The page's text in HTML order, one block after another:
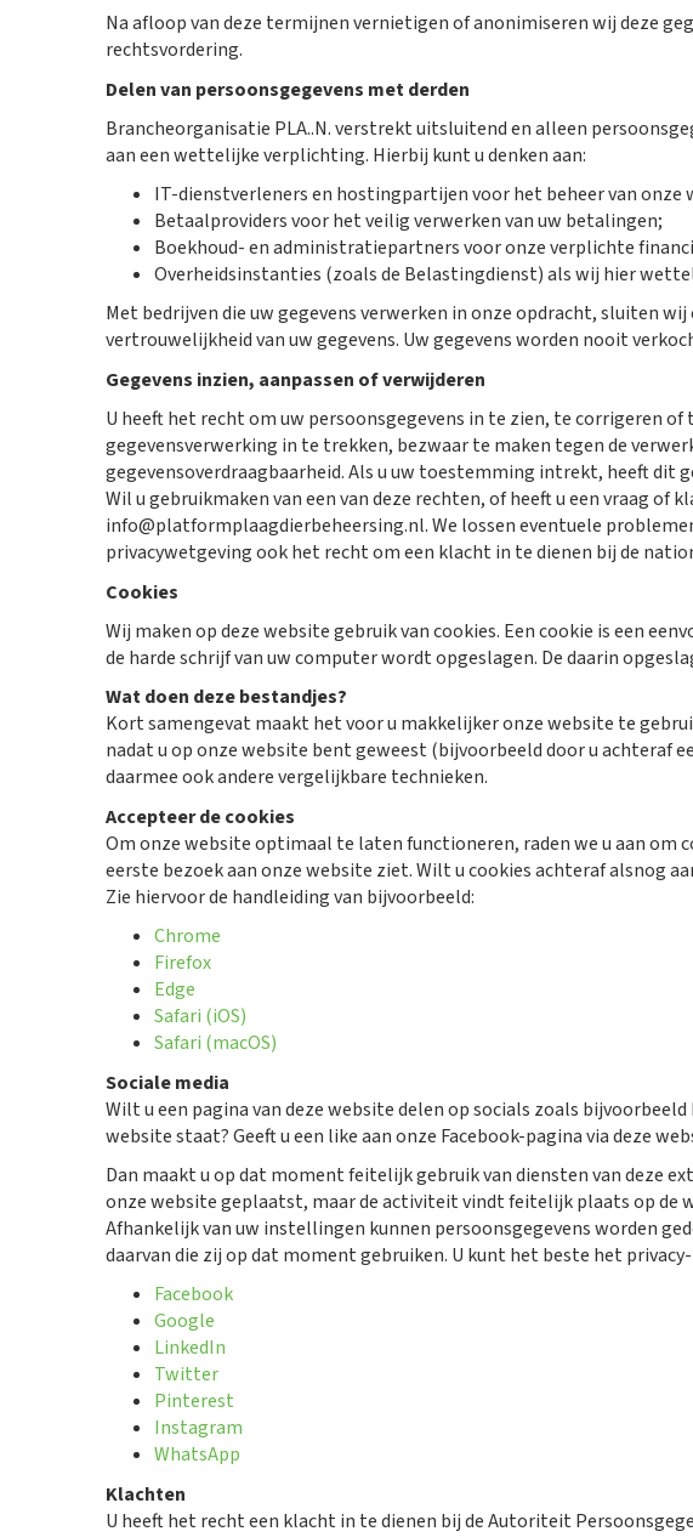
Na afloop van deze termijnen vernietigen of anonimiseren wij deze
rechtsvordering.
Delen van persoonsgegevens met derden
Brancheorganisatie PLA..N. verstrekt uitsluitend en alleen
aan een wettelijke verplichting. Hierbij kunt u denken aan:
IT-dienstverleners en hostingpartijen voor het beheer van onze
Betaalproviders voor het veilig verwerken van uw betalingen;
Boekhoud- en administratiepartners voor onze verplichte
Overheidsinstanties (zoals de Belastingdienst) als wij hier
Met bedrijven die uw gegevens verwerken in onze opdracht, sluiten
vertrouwelijkheid van uw gegevens. Uw gegevens worden nooit
Gegevens inzien, aanpassen of verwijderen
U heeft het recht om uw persoonsgegevens in te zien, te corrigeren
gegevensverwerking in te trekken, bezwaar te maken tegen de
gegevensoverdraagbaarheid. Als u uw toestemming intrekt, heeft dit
Wil u gebruikmaken van een van deze rechten, of heeft u een vraag
info@platformplaagdierbeheersing.nl. We lossen eventuele
privacywetgeving ook het recht om een klacht in te dienen bij de
Cookies
Wij maken op deze website gebruik van cookies. Een cookie is een
de harde schrijf van uw computer wordt opgeslagen. De daarin
Wat doen deze bestandjes?
Kort samengevat maakt het voor u makkelijker onze website te
nadat u op onze website bent geweest (bijvoorbeeld door u achteraf
daarmee ook andere vergelijkbare technieken.
Accepteer de cookies
Om onze website optimaal te laten functioneren, raden we u aan om
eerste bezoek aan onze website ziet. Wilt u cookies achteraf alsnog
Zie hiervoor de handleiding van bijvoorbeeld:
Chrome
Firefox
Edge
Safari (iOS)
Safari (macOS)
Sociale media
Wilt u een pagina van deze website delen op socials zoals
website staat? Geeft u een like aan onze Facebook-pagina via deze
Dan maakt u op dat moment feitelijk gebruik van diensten van deze
onze website geplaatst, maar de activiteit vindt feitelijk plaats op de
Afhankelijk van uw instellingen kunnen persoonsgegevens worden
daarvan die zij op dat moment gebruiken. U kunt het beste het
Facebook
Google
LinkedIn
Twitter
Pinterest
Instagram
WhatsApp
Klachten
U heeft het recht een klacht in te dienen bij de Autoriteit